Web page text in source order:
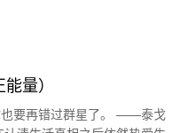
量）
也要再错过群星了。 ——泰戈